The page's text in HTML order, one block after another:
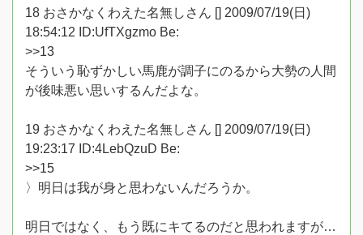
18 おさかなくわえた名無しさん [] 2009/07/19(日)
18:54:12 ID:UfTXgzmo Be:
>>13
そういう恥ずかしい馬鹿が調子にのるから大勢の人間
が後味悪い思いするんだよな。
19 おさかなくわえた名無しさん [] 2009/07/19(日)
19:23:17 ID:4LebQzuD Be:
>>15
〉明日は我が身と思わないんだろうか。
明日ではなく、もう既にキてるのだと思われますが…